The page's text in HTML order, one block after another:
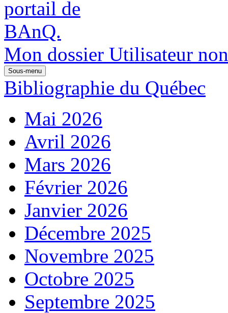
Mon dossier Utilisateur
Sous-menu
Bibliographie du Québec
Mai 2026
Avril 2026
Mars 2026
Février 2026
Janvier 2026
Décembre 2025
Novembre 2025
Octobre 2025
Septembre 2025